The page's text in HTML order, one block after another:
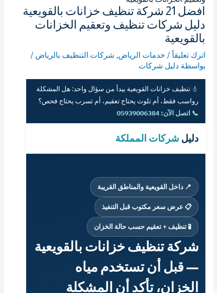
افضل 21 شركة تنظيف خزانات بالقويعية
دليل شركات تنظيف وتعقيم الخزانات
بالقويعية
اترك تعليقاً/ خدمات الرياض, شركات التنظيف بالرياض /
بواسطة دليل شركات
💧 تنظيف خزانات القويعية يبدأ من سؤال واحد: هل المشكلة
رواسب فقط، أم تلوث يحتاج تعقيم، أم تسرب يحتاج فحص؟
📞 اتصل الآن: 05939006384
دليل شركات المملكة
📍 داخل القويعية والمناطق القريبة
📋 عرض سعر مكتوب قبل التنفيذ
🧪 تنظيف + تعقيم حسب حالة الخزان
شركة تنظيف خزانات بالقويعية
— قبل أن تستخدم مياه
الخزان، تأكد أن المشكلة